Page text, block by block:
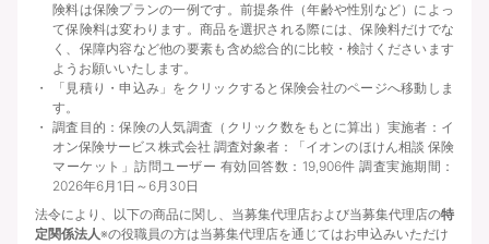
険料は保険プランの一例です。前提条件（年齢や性別など）によっ
て保険料は変わります。商品を選択される際には、保険料だけでな
く、保障内容など他の要素も含め総合的に比較・検討くださいます
ようお願いいたします。
「見積り・申込み」をクリックすると保険会社のページへ移動しま
す。
調査目的：保険の人気調査（クリック数をもとに算出）実施者：イ
オン保険サービス株式会社 調査対象者：「イオンのほけん相談 保険
マーケット」訪問ユーザー 有効回答数：19,906件 調査実施期間：
2026年6月1日～6月30日
法令により、以下の商品に関し、当募集代理店および当募集代理店の特
定関係法人※の役職員の方は当募集代理店を通じてはお申込みいただけ